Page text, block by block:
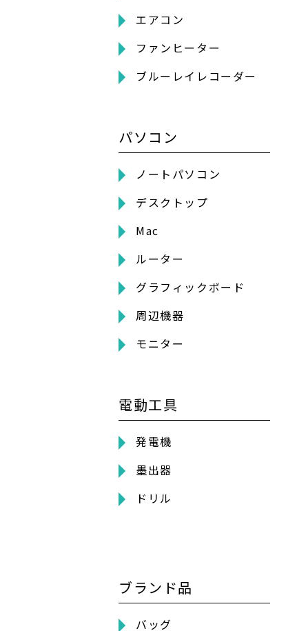
エアコン
ファンヒーター
ブルーレイレコーダー
パソコン
ノートパソコン
デスクトップ
Mac
ルーター
グラフィックボード
周辺機器
モニター
電動工具
発電機
墨出器
ドリル
ブランド品
バッグ